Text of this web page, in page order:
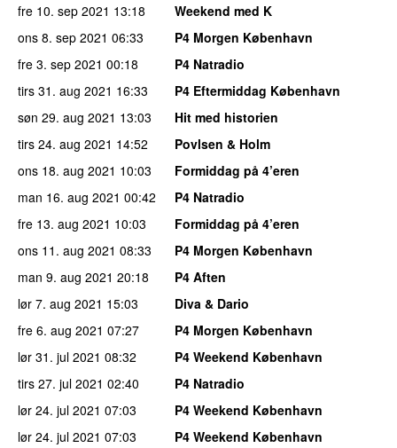
fre 10. sep 2021 13:18
Weekend med K
ons 8. sep 2021 06:33
P4 Morgen København
fre 3. sep 2021 00:18
P4 Natradio
tirs 31. aug 2021 16:33
P4 Eftermiddag København
søn 29. aug 2021 13:03
Hit med historien
tirs 24. aug 2021 14:52
Povlsen & Holm
ons 18. aug 2021 10:03
Formiddag på 4’eren
man 16. aug 2021 00:42
P4 Natradio
fre 13. aug 2021 10:03
Formiddag på 4’eren
ons 11. aug 2021 08:33
P4 Morgen København
man 9. aug 2021 20:18
P4 Aften
lør 7. aug 2021 15:03
Diva & Dario
fre 6. aug 2021 07:27
P4 Morgen København
lør 31. jul 2021 08:32
P4 Weekend København
tirs 27. jul 2021 02:40
P4 Natradio
lør 24. jul 2021 07:03
P4 Weekend København
lør 24. jul 2021 07:03
P4 Weekend København